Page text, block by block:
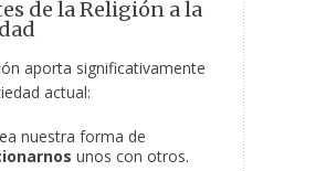
de la Religión a la
aporta significativamente
actual:
nuestra forma de
unos con otros.